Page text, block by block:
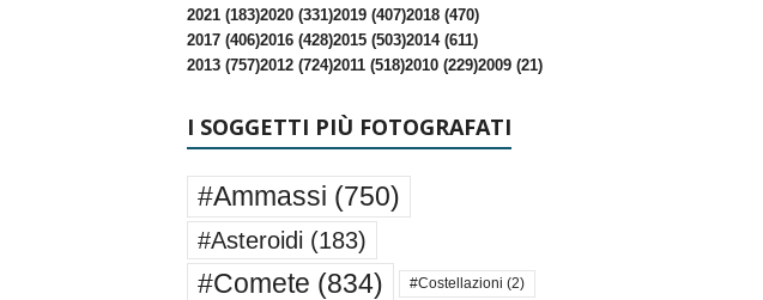
2021 (183)2020 (331)2019 (407)2018 (470)
2017 (406)2016 (428)2015 (503)2014 (611)
2013 (757)2012 (724)2011 (518)2010 (229)2009 (21)
I SOGGETTI PIÙ FOTOGRAFATI
#Ammassi (750)
#Asteroidi (183)
#Comete (834) #Costellazioni (2)